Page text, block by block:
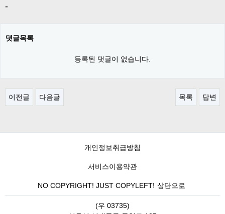
-
댓글목록
등록된 댓글이 없습니다.
이전글 다음글 목록 답변
개인정보취급방침
서비스이용약관
NO COPYRIGHT! JUST COPYLEFT! 상단으로
(우 03735)